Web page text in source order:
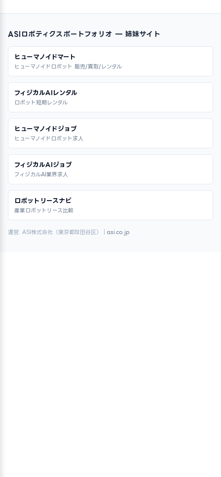
ASIロボティクスポートフォリオ — 姉妹サイト
ヒューマノイドマート
ヒューマノイドロボット 販売/買取/レンタル
フィジカルAIレンタル
ロボット短期レンタル
ヒューマノイドジョブ
ヒューマノイドロボット求人
フィジカルAIジョブ
フィジカルAI業界求人
ロボットリースナビ
産業ロボットリース比較
運営: ASI株式会社（東京都世田谷区）｜ asi.co.jp